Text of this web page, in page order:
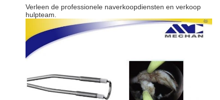
Verleen de professionele naverkoopdiensten en verkoop
hulpteam.